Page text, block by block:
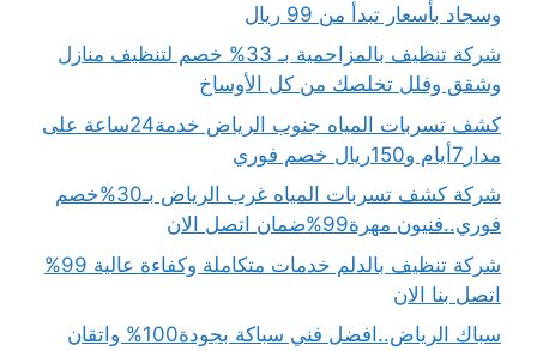
وسجاد بأسعار تبدأ من 99 ريال
شركة تنظيف بالمزاحمية بـ 33% خصم لتنظيف منازل
وشقق وفلل تخلصك من كل الأوساخ
كشف تسربات المياه جنوب الرياض خدمة24ساعة على
مدار7أيام و150ريال خصم فوري
شركة كشف تسربات المياه غرب الرياض بـ30%خصم
فوري..فنيون مهرة99%ضمان اتصل الان
شركة تنظيف بالدلم خدمات متكاملة وكفاءة عالية 99%
اتصل بنا الان
سباك الرياض..افضل فني سباكة بجودة100% واتقان